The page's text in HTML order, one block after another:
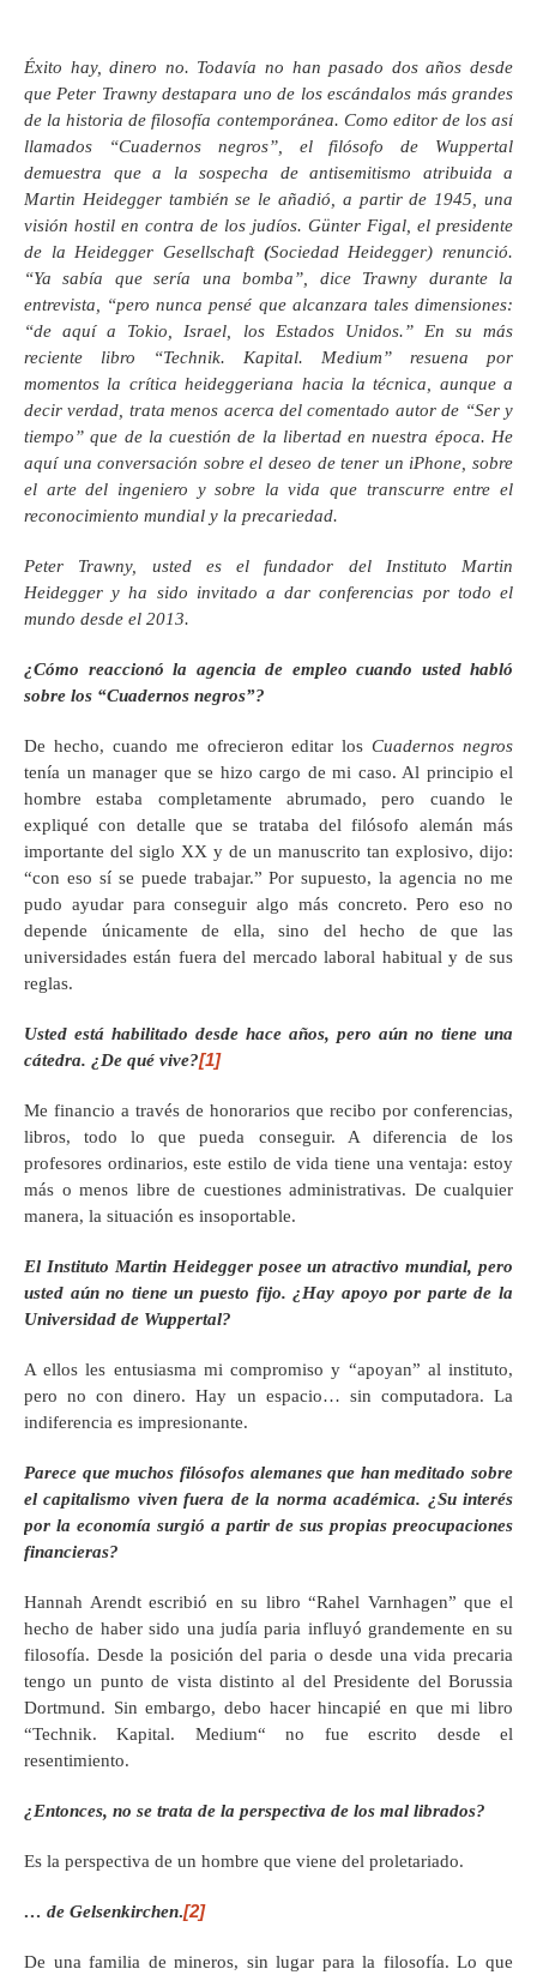
Éxito hay, dinero no. Todavía no han pasado dos años desde
que Peter Trawny destapara uno de los escándalos más grandes
de la historia de filosofía contemporánea. Como editor de los así
llamados “Cuadernos negros”, el filósofo de Wuppertal
demuestra que a la sospecha de antisemitismo atribuida a
Martin Heidegger también se le añadió, a partir de 1945, una
visión hostil en contra de los judíos. Günter Figal, el presidente
de la Heidegger Gesellschaft(Sociedad Heidegger) renunció.
“Ya sabía que sería una bomba”, dice Trawny durante la
entrevista, “pero nunca pensé que alcanzara tales dimensiones:
“de aquí a Tokio, Israel, los Estados Unidos.” En su más
reciente libro “Technik. Kapital. Medium” resuena por
momentos la crítica heideggeriana hacia la técnica, aunque a
decir verdad, trata menos acerca del comentado autor de “Ser y
tiempo” que de la cuestión de la libertad en nuestra época. He
aquí una conversación sobre el deseo de tener un iPhone, sobre
el arte del ingeniero y sobre la vida que transcurre entre el
reconocimiento mundial y la precariedad.
Peter Trawny, usted es el fundador del Instituto Martin
Heidegger y ha sido invitado a dar conferencias por todo el
mundo desde el 2013.
¿Cómo reaccionó la agencia de empleo cuando usted habló
sobre los “Cuadernos negros”?
De hecho, cuando me ofrecieron editar losCuadernos negros
tenía un manager que se hizo cargo de mi caso. Al principio el
hombre estaba completamente abrumado, pero cuando le
expliqué con detalle que se trataba del filósofo alemán más
importante del siglo XX y de un manuscrito tan explosivo, dijo:
“con eso sí se puede trabajar.” Por supuesto, la agencia no me
pudo ayudar para conseguir algo más concreto. Pero eso no
depende únicamente de ella, sino del hecho de que las
universidades están fuera del mercado laboral habitual y de sus
reglas.
Usted está habilitado desde hace años, pero aún no tiene una
cátedra. ¿De qué vive?[1]
Me financio a través de honorarios que recibo por conferencias,
libros, todo lo que pueda conseguir. A diferencia de los
profesores ordinarios, este estilo de vida tiene una ventaja: estoy
más o menos libre de cuestiones administrativas. De cualquier
manera, la situación es insoportable.
El Instituto Martin Heidegger posee un atractivo mundial, pero
usted aún no tiene un puesto fijo. ¿Hay apoyo por parte de la
Universidad de Wuppertal?
A ellos les entusiasma mi compromiso y “apoyan” al instituto,
pero no con dinero. Hay un espacio… sin computadora. La
indiferencia es impresionante.
Parece que muchos filósofos alemanes que han meditado sobre
el capitalismo viven fuera de la norma académica. ¿Su interés
por la economía surgió a partir de sus propias preocupaciones
financieras?
Hannah Arendt escribió en su libro “Rahel Varnhagen” que el
hecho de haber sido una judía paria influyó grandemente en su
filosofía. Desde la posición del paria o desde una vida precaria
tengo un punto de vista distinto al del Presidente del Borussia
Dortmund. Sin embargo, debo hacer hincapié en que mi libro
“Technik. Kapital. Medium“ no fue escrito desde el
resentimiento.
¿Entonces, no se trata de la perspectiva de los mal librados?
Es la perspectiva de un hombre que viene del proletariado.
… de Gelsenkirchen.[2]
De una familia de mineros, sin lugar para la filosofía. Lo que